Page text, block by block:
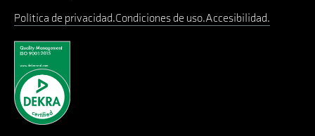
Política de privacidad Condiciones de uso Accesibilidad